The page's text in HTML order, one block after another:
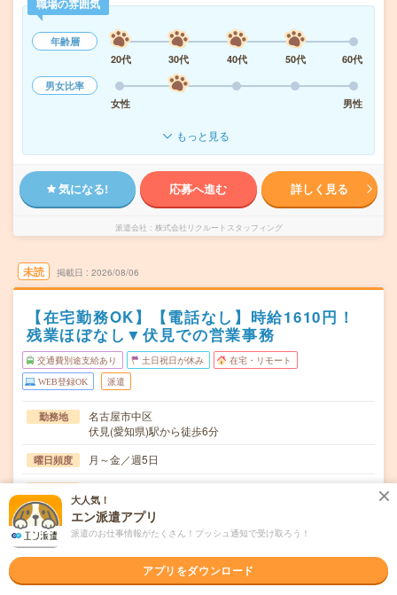
職場の雰囲気
年齢層
20代
30代 40代 50代
60代
男女比率
女性
男性
もっと見る
気になる! 応募へ進む 詳しく見る
派遣会社 株式会社リクルートスタッフィング
未読 掲載日 2026/08/06
【在宅勤務OK】【電話なし】時給1610円！
残業ほぼなし▼伏見での営業事務
交通費別途支給あり 土日祝日が休み 在宅・リモート
WEB登録OK 派遣
勤務地
名古屋市中区
伏見(愛知県)駅から徒歩6分
曜日頻度 月～金／週5日
期間 即日～長期 ※開始日相談OK
時給
日×4週+残業5h ※月収例を保証するものではありません。
※給与即受取りサービス利用可（利用条件有）
大人気！
エン派遣アプリ
派遣のお仕事情報がたくさん！プッシュ通知で受け取ろう！
アプリをダウンロード